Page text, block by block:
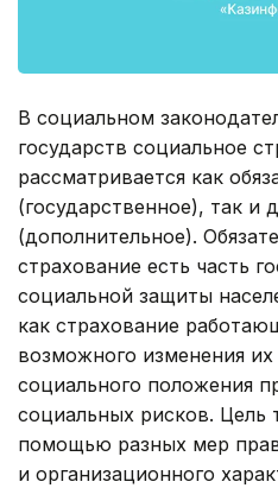
В социальном
государств социальное
рассматривается как
(государственное), так и
(дополнительное).
страхование есть часть
социальной защиты
как страхование
возможного изменения
социального положения
социальных рисков. Цель
помощью разных мер
и организационного